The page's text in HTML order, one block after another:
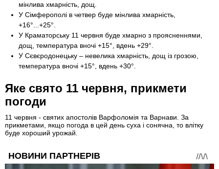
мінлива хмарність, дощ.
У Сімферополі в четвер буде мінлива хмарність,
+16°...+25°.
У Краматорську 11 червня буде хмарно з проясненнями,
дощ, температура вночі +15°, вдень +29°.
У Сєвєродонецьку – невелика хмарність, дощ із грозою,
температура вночі +15°, вдень +30°.
Яке свято 11 червня, прикмети
погоди
11 червня - святих апостолів Варфоломія та Варнави. За
прикметами, якщо погода в цей день суха і сонячна, то влітку
буде хороший урожай.